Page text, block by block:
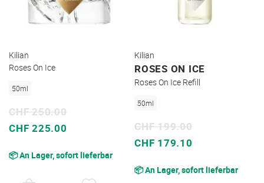
Kilian
Roses On Ice
50ml
Sonderpreis
CHF 225.00
CHF 250.00
📦 An Lager, sofort lieferbar
Kilian
ROSES ON ICE
Roses On Ice Refill
50ml
Sonderpreis
CHF 179.10
CHF 199.00
📦 An Lager, sofort lieferbar